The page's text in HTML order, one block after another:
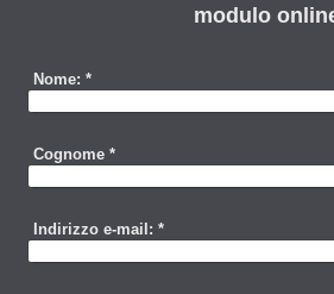
modulo
Nome: *
Cognome *
Indirizzo e-mail: *